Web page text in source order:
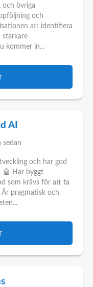
och övriga
och
att identifiera
starkare
kommer in...
AI
sedan
och har god
Har byggt
som krävs för att ta
pragmatisk och